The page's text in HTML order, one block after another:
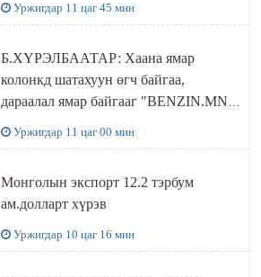
Уржигдар 11 цаг 45 мин
Б.ХҮРЭЛБААТАР: Хаана ямар
колонкд шатахуун өгч байгаа,
дараалал ямар байгааг "BENZIN.MN”
Уржигдар 11 цаг 00 мин
Монголын экспорт 12.2 тэрбум
ам.долларт хүрэв
Уржигдар 10 цаг 16 мин